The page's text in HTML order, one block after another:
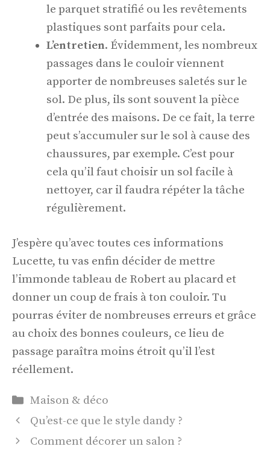
le parquet stratifié ou les revêtements
plastiques sont parfaits pour cela.
L’entretien. Évidemment, les nombreux
passages dans le couloir viennent
apporter de nombreuses saletés sur le
sol. De plus, ils sont souvent la pièce
d’entrée des maisons. De ce fait, la terre
peut s’accumuler sur le sol à cause des
chaussures, par exemple. C’est pour
cela qu’il faut choisir un sol facile à
nettoyer, car il faudra répéter la tâche
régulièrement.
J’espère qu’avec toutes ces informations
Lucette, tu vas enfin décider de mettre
l’immonde tableau de Robert au placard et
donner un coup de frais à ton couloir. Tu
pourras éviter de nombreuses erreurs et grâce
au choix des bonnes couleurs, ce lieu de
passage paraîtra moins étroit qu’il l’est
réellement.
Catégories
Maison & déco
Qu’est-ce que le style dandy ?
Comment décorer un salon ?